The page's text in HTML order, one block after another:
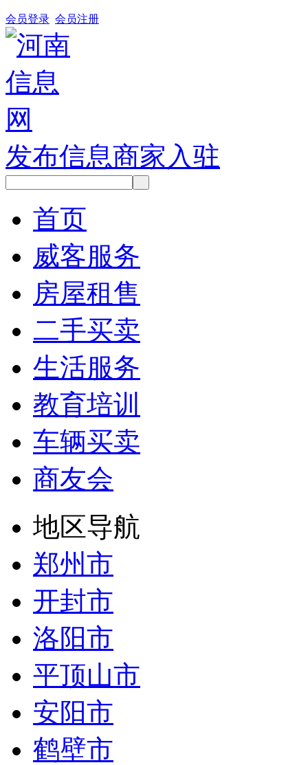
会员登录 会员注册
发布信息商家入驻
首页
威客服务
房屋租售
二手买卖
生活服务
教育培训
车辆买卖
商友会
地区导航
郑州市
开封市
洛阳市
平顶山市
安阳市
鹤壁市